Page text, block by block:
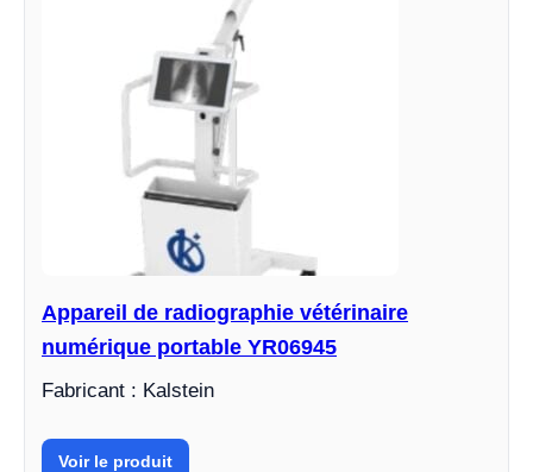
Appareil de radiographie vétérinaire
numérique portable YR06945
Fabricant : Kalstein
Voir le produit